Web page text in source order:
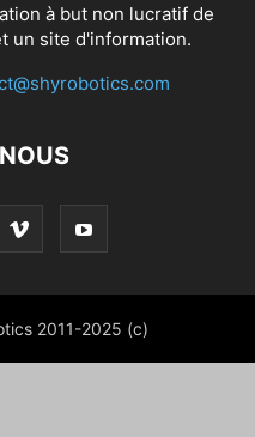
à but non lucratif de
un site d'information.
2011-2025 (c)